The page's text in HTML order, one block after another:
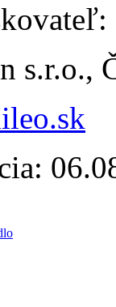
s.r.o.,